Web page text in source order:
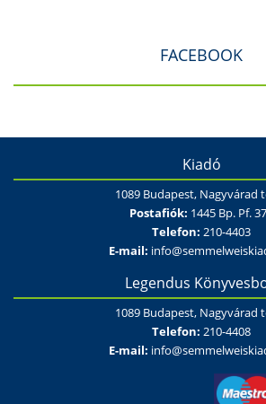
FACEBOOK
Kiadó
1089 Budapest, Nagyvárad
Postafiók: 1445 Bp. Pf.
Telefon: 210-4403
E-mail:
Legendus
1089 Budapest, Nagyvárad
Telefon: 210-4408
E-mail: